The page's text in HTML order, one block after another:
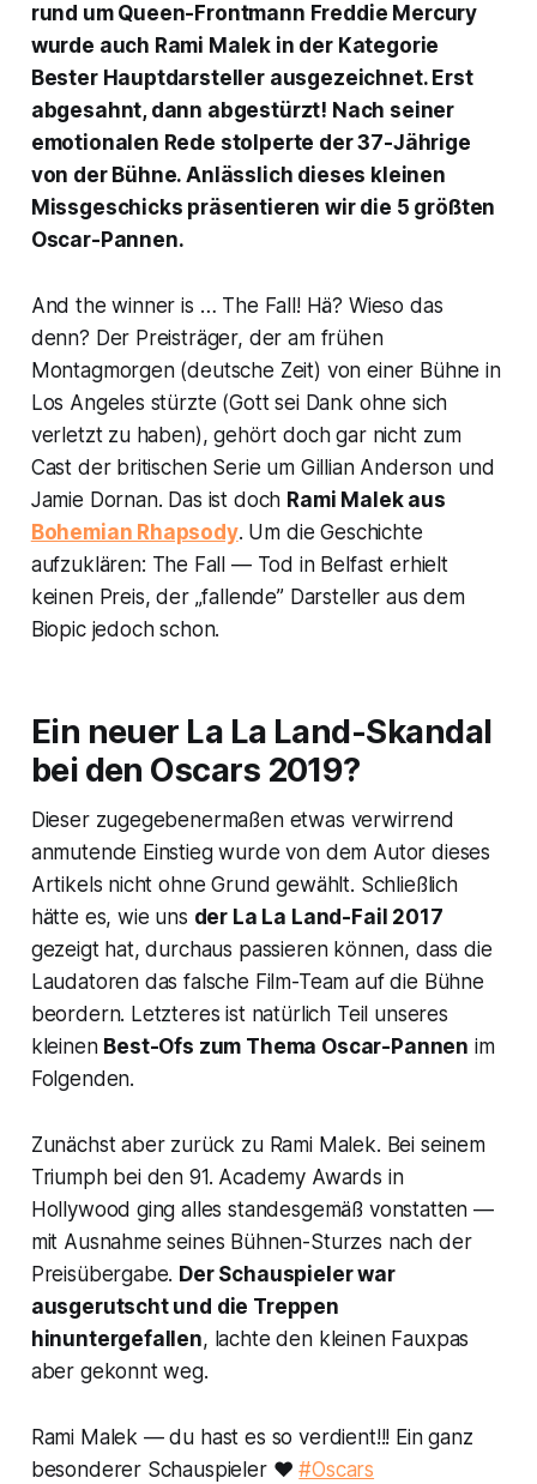
rund um Queen-Frontmann Freddie Mercury
wurde auch Rami Malek in der Kategorie
Bester Hauptdarstellerausgezeichnet. Erst
abgesahnt, dann abgestürzt! Nach seiner
emotionalen Rede stolperte der 37-Jährige
von der Bühne. Anlässlich dieses kleinen
Missgeschicks präsentieren wir die 5 größten
Oscar-Pannen.
And the winner is … The Fall ! Hä? Wieso das
denn? Der Preisträger, der am frühen
Montagmorgen (deutsche Zeit) von einer Bühne in
Los Angeles stürzte (Gott sei Dank ohne sich
verletzt zu haben), gehört doch gar nicht zum
Cast der britischen Serie um Gillian Anderson und
Jamie Dornan. Das ist doch Rami Malek aus
Bohemian Rhapsody. Um die Geschichte
aufzuklären: The Fall — Tod in Belfast erhielt
keinen Preis, der „fallende” Darsteller aus dem
Biopic jedoch schon.
Ein neuer La La Land-Skandal
bei den Oscars 2019?
Dieser zugegebenermaßen etwas verwirrend
anmutende Einstieg wurde von dem Autor dieses
Artikels nicht ohne Grund gewählt. Schließlich
hätte es, wie uns der La La Land -Fail 2017
gezeigt hat, durchaus passieren können, dass die
Laudatoren das falsche Film-Team auf die Bühne
beordern. Letzteres ist natürlich Teil unseres
kleinen Best-Ofs zum Thema Oscar-Pannen im
Folgenden.
Zunächst aber zurück zu Rami Malek. Bei seinem
Triumph bei den 91. Academy Awards in
Hollywood ging alles standesgemäß vonstatten —
mit Ausnahme seines Bühnen-Sturzes nach der
Preisübergabe. Der Schauspieler war
ausgerutscht und die Treppen
hinuntergefallen, lachte den kleinen Fauxpas
aber gekonnt weg.
Rami Malek — du hast es so verdient!!! Ein ganz
besonderer Schauspieler ❤️#Oscars